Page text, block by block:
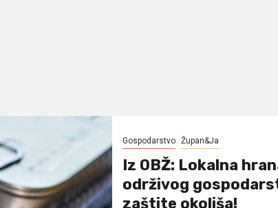
Gospodarstvo Župan&Ja
Iz OBŽ: Lokalna
održivog
zaštite okoliša!